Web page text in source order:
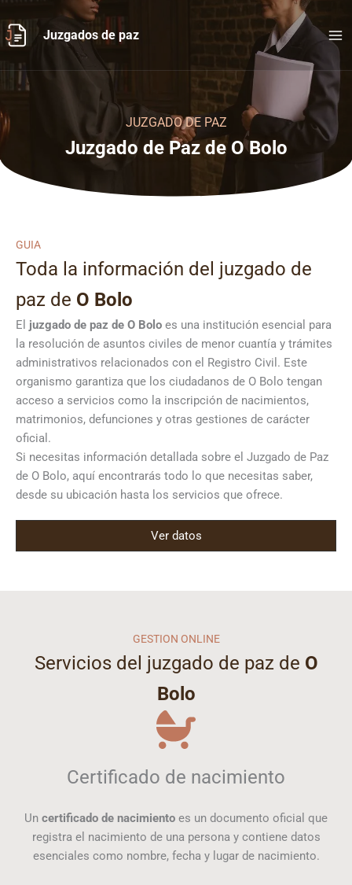
al
contenido
Juzgados de paz
JUZGADO DE PAZ
Juzgado de Paz de O Bolo
GUIA
Toda la información del juzgado de
paz de O Bolo
El juzgado de paz de O Bolo es una institución esencial para
la resolución de asuntos civiles de menor cuantía y trámites
administrativos relacionados con el Registro Civil. Este
organismo garantiza que los ciudadanos de O Bolo tengan
acceso a servicios como la inscripción de nacimientos,
matrimonios, defunciones y otras gestiones de carácter
oficial.
Si necesitas información detallada sobre el Juzgado de Paz
de O Bolo, aquí encontrarás todo lo que necesitas saber,
desde su ubicación hasta los servicios que ofrece.
Ver datos
GESTION ONLINE
Servicios del juzgado de paz de O
Bolo
Certificado de nacimiento
Un certificado de nacimiento es un documento oficial que
registra el nacimiento de una persona y contiene datos
esenciales como nombre, fecha y lugar de nacimiento.